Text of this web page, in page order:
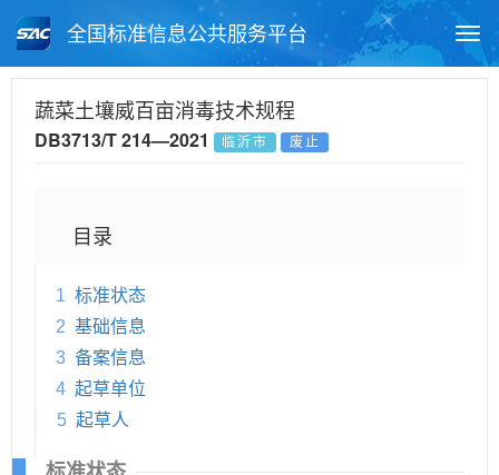
全国标准信息公共服务平台
月报查询 标准公告查询
蔬菜土壤威百亩消毒技术规程
DB3713/T 214—2021 临沂市 废止
目录
1 标准状态
2 基础信息
3 备案信息
4 起草单位
5 起草人